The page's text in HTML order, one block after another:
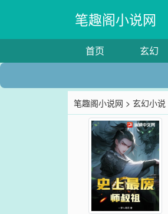
笔趣阁小说网
首页 玄幻
笔趣阁小说网 >玄幻小说